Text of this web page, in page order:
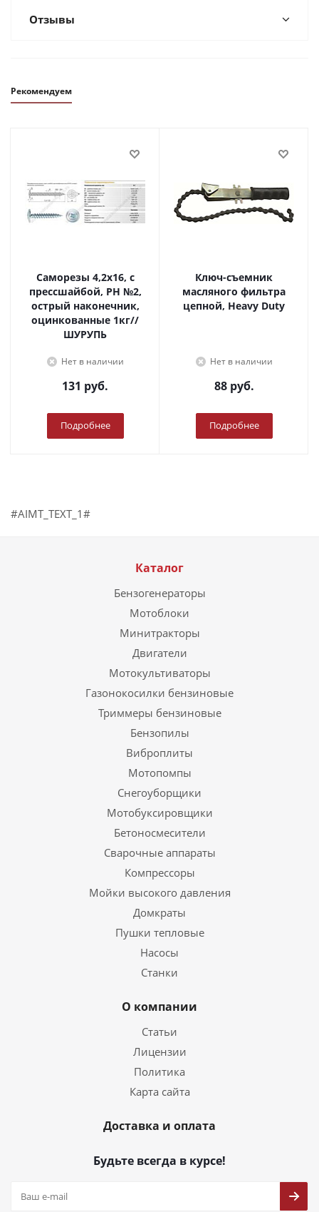
Отзывы
Рекомендуем
Саморезы 4,2х16, с
прессшайбой, PH №2,
острый наконечник,
оцинкованные 1кг//
ШУРУПЬ
Нет в наличии
131 руб.
Подробнее
Ключ-съемник
масляного фильтра
цепной, Heavy Duty
Нет в наличии
88руб.
Подробнее
#AIMT_TEXT_1#
Каталог
Бензогенераторы
Мотоблоки
Минитракторы
Двигатели
Мотокультиваторы
Газонокосилки бензиновые
Триммеры бензиновые
Бензопилы
Виброплиты
Мотопомпы
Снегоуборщики
Мотобуксировщики
Бетоносмесители
Сварочные аппараты
Компрессоры
Мойки высокого давления
Домкраты
Пушки тепловые
Насосы
Станки
О компании
Статьи
Лицензии
Политика
Карта сайта
Доставка и оплата
Будьте всегда в курсе!